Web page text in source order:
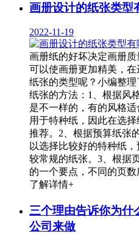
画册设计的纸张类型
2022-11-19
画册纸的好坏决定画册
可以使画册更加精美，
纸张的类型呢？小编整
纸张的方法：1、根据风
是不一样的，有的风格
用于特种纸，因此在选
推荐。2、根据预算纸张
以选择比较好的特种纸
较常规的纸张。3、根据
的一个要点，不同的页
了解详情+
三个理由告诉你为什
公司来做